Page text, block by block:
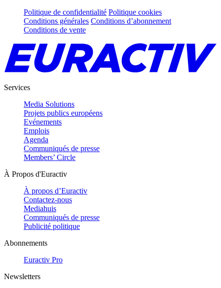
Politique de confidentialité Politique cookies
Conditions générales Conditions d’abonnement
Conditions de vente
Services
Media Solutions
Projets publics européens
Evénements
Emplois
Agenda
Communiqués de presse
Members’ Circle
À Propos d'Euractiv
À propos d’Euractiv
Contactez-nous
Mediahuis
Communiqués de presse
Publicité politique
Abonnements
Euractiv Pro
Newsletters